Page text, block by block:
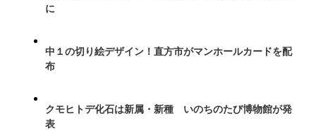
に
中１の切り絵デザイン！直方市がマンホールカードを配
布
クモヒトデ化石は新属・新種 いのちのたび博物館が発
表